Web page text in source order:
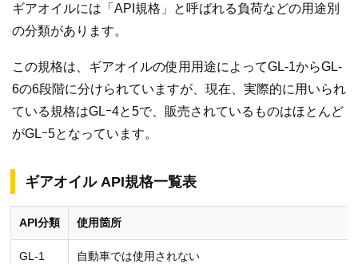
ギアオイルには「API規格」と呼ばれる負荷などの用途別
の分類があります。
この規格は、ギアオイルの使用用途によってGL-1からGL-
6の6段階に分けられていますが、現在、実際的に用いられ
ている規格はGLｰ4と5で、販売されているものはほとんど
がGLｰ5となっています。
ギアオイル API規格一覧表
API分類 使用箇所
GL-1 自動車では使用されない